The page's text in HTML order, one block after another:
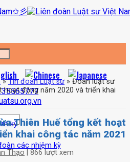
kỳ
các nhiệm kỳ
»Tin đoàn Luật sư » Đoàn luật sư
hoạt động năm 2020 và triển khai
Thiên Huế tổng kết hoạt
khai công tác năm 2021
Thạo 866 lượt xem